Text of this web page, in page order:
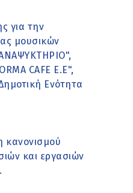
για την
μουσικών
CAFE Ε.Ε",
Ενότητα
κανονισμού
και εργασιών